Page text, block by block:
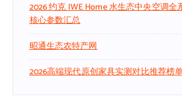
2026 约克 IWE Home 水生态中央空调
核心参数汇总
昭通生态农特产网
2026高端现代原创家具实测对比推荐榜